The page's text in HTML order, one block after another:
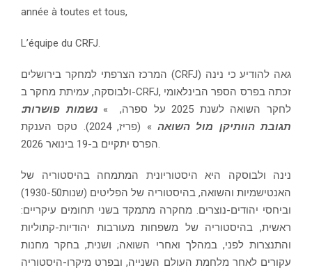
année à toutes et tous,
L’équipe du CRFJ.
המרכז הצרפתי למחקר בירושלים (CRFJ) גאה להודיע כי נינה
ולבוסקה, עמיתת מחקר ב-CRFJ, זכתה בפרס הספר הבינלאומי
לחקר השואה לשנת 2025 על ספרה, »
נשמות פושרות:
תגובת הוותיקן מול השואה
» (פריז, 2024). טקס הענקת
הפרס יתקיים ב-19 בינואר 2026.
נינה ולבוסקה היא היסטוריונית המתמחה בהיסטוריה של
האנטישמיות והשואה, בהיסטוריה של הפליטים (שנות1930-50)
וביחסי יהודים-נוצרים. מחקרה מתמקד בשני תחומים עיקריים:
ראשית, בהיסטוריה של משפחות מעורבות יהודיות-קתוליות
והתנצרות לפני, במהלך ואחרי השואה; ושנית, בחקר מחנות
עקורים לאחר מלחמת העולם השנייה, ובפרט מיקרו-היסטוריה